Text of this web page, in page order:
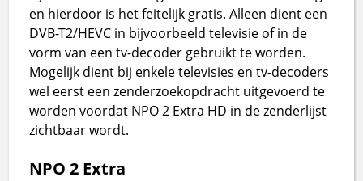
en hierdoor is het feitelijk gratis. Alleen dient een
DVB-T2/HEVC in bijvoorbeeld televisie of in de
vorm van een tv-decoder gebruikt te worden.
Mogelijk dient bij enkele televisies en tv-decoders
wel eerst een zenderzoekopdracht uitgevoerd te
worden voordat NPO 2 Extra HD in de zenderlijst
zichtbaar wordt.
NPO 2 Extra